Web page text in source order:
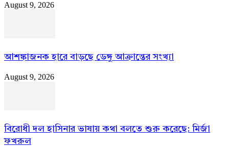
August 9, 2026
আশঙ্কাজনক হারে বাড়ছে ডেঙ্গু আক্রান্তের সংখ্যা
August 9, 2026
বিরোধী দল হাসিনার ভাষায় কথা বলতে শুরু করেছে: মির্জা
ফখরুল